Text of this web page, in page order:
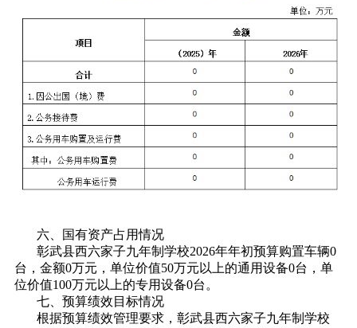
六、国有资产占用情况
彰武县西六家子九年制学校2026年年初预算购置车辆0
台，金额0万元，单位价值50万元以上的通用设备0台，单
位价值100万元以上的专用设备0台。
七、预算绩效目标情况
根据预算绩效管理要求，彰武县西六家子九年制学校